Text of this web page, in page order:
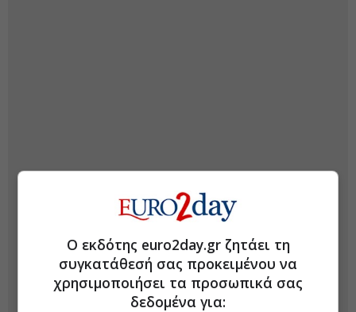
Ο εκδότης euro2day.gr ζητάει τη
συγκατάθεσή σας προκειμένου να
χρησιμοποιήσει τα προσωπικά σας
δεδομένα για: